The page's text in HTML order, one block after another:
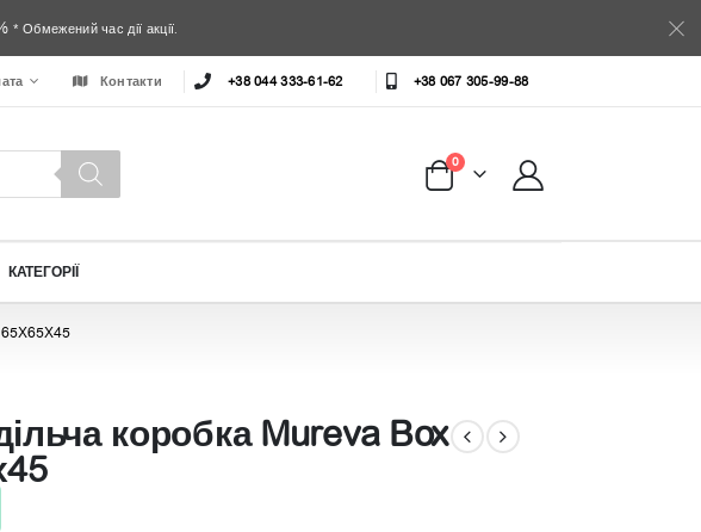
* Обмежений час дії акції.
Контакти +38 044 333-61-62 +38 067 305-99-88
0
КАТЕГОРІЇ
коробка Mureva Box